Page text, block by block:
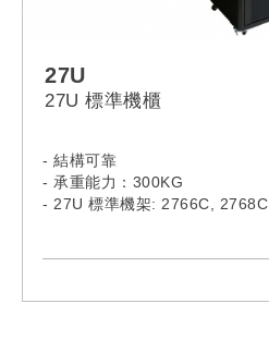
27U
27U 標準機櫃
- 結構可靠
- 承重能力：300KG
- 27U 標準機架: 2766C, 2768C